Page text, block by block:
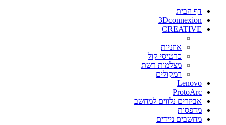
דף הבית
3Dconnexion
CREATIVE
אוזניות
כרטיסי קול
מצלמות רשת
רמקולים
Lenovo
ProtoArc
אביזרים נלווים למחשב
מדפסות
מחשבים ניידים